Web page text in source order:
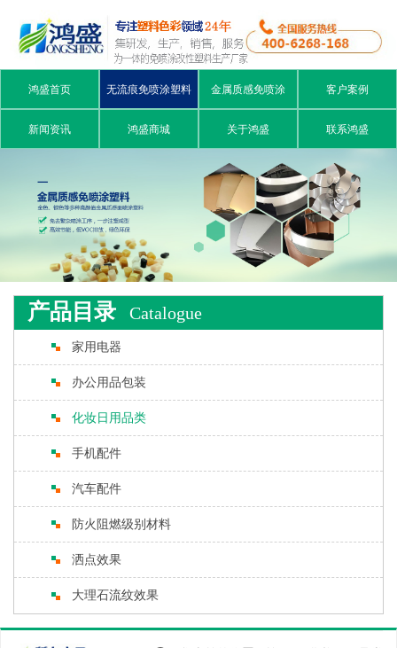
鸿盛首页 无流痕免喷涂塑料 金属质感免喷涂 客户案例
新闻资讯 鸿盛商城 关于鸿盛 联系鸿盛
产品目录 Catalogue
家用电器
办公用品包装
化妆日用品类
手机配件
汽车配件
防火阻燃级别材料
洒点效果
大理石流纹效果